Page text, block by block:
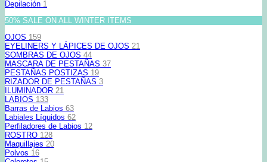
Depilación 1
50% SALE ON ALL WINTER ITEMS
OJOS 159
EYELINERS Y LÁPICES DE OJOS 21
SOMBRAS DE OJOS 44
MASCARA DE PESTAÑAS 37
PESTAÑAS POSTIZAS 19
RIZADOR DE PESTAÑAS 3
ILUMINADOR 21
LABIOS 133
Barras de Labios 63
Labiales Líquidos 62
Perfiladores de Labios 12
ROSTRO 128
Maquillajes 20
Polvos 16